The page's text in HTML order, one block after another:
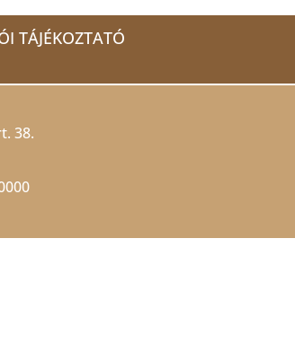
TÁJÉKOZTATÓ
38.